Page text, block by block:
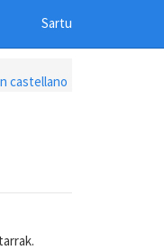
Sartu
castellano